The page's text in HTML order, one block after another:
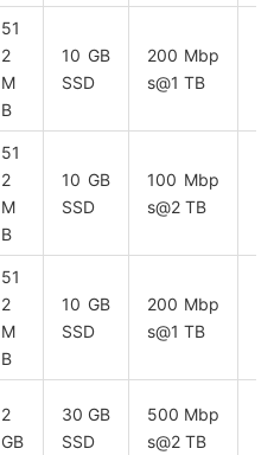
51
2
M
B
10 GB
SSD
200 Mbp
s@1 TB
51
2
M
B
10 GB
SSD
100 Mbp
s@2 TB
51
2
M
B
10 GB
SSD
200 Mbp
s@1 TB
2
GB
30 GB
SSD
500 Mbp
s@2 TB